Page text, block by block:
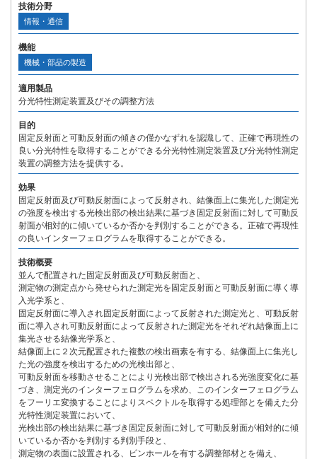
技術分野
情報・通信
機能
機械・部品の製造
適用製品
分光特性測定装置及びその調整方法
目的
固定反射面と可動反射面の傾きの僅かなずれを認識して、正確で再現性の
良い分光特性を取得することができる分光特性測定装置及び分光特性測定
装置の調整方法を提供する。
効果
固定反射面及び可動反射面によって反射され、結像面上に集光した測定光
の強度を検出する光検出部の検出結果に基づき固定反射面に対して可動反
射面が相対的に傾いているか否かを判別することができる。正確で再現性
の良いインターフェログラムを取得することができる。
技術概要
並んで配置された固定反射面及び可動反射面と、
測定物の測定点から発せられた測定光を固定反射面と可動反射面に導く導
入光学系と、
固定反射面に導入され固定反射面によって反射された測定光と、可動反射
面に導入され可動反射面によって反射された測定光をそれぞれ結像面上に
集光させる結像光学系と、
結像面上に２次元配置された複数の検出画素を有する、結像面上に集光し
た光の強度を検出するための光検出部と、
可動反射面を移動させることにより光検出部で検出される光強度変化に基
づき、測定光のインターフェログラムを求め、このインターフェログラム
をフーリエ変換することによりスペクトルを取得する処理部とを備えた分
光特性測定装置において、
光検出部の検出結果に基づき固定反射面に対して可動反射面が相対的に傾
いているか否かを判別する判別手段と、
測定物の表面に設置される、ピンホールを有する調整部材とを備え、